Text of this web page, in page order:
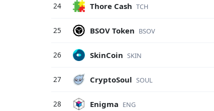
24 Thore Cash TCH
25 BSOV Token BSOV
26 SkinCoin SKIN
27 CryptoSoul SOUL
28 Enigma ENG